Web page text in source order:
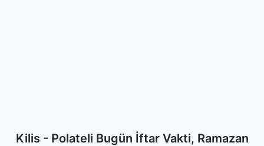
Kilis - Polateli Bugün İftar Vakti, Ramazan